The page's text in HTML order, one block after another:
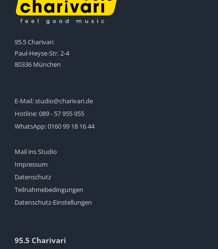
95.5 Charivari
Paul-Heyse-Str. 2-4
80336 München
E-Mail:studio@charivari.de
Hotline:089 - 57 955 955
WhatsApp:0160 99 18 16 44
Mail ins Studio
Impressum
Datenschutz
Teilnahmebedingungen
Datenschutz-Einstellungen
95.5 Charivari